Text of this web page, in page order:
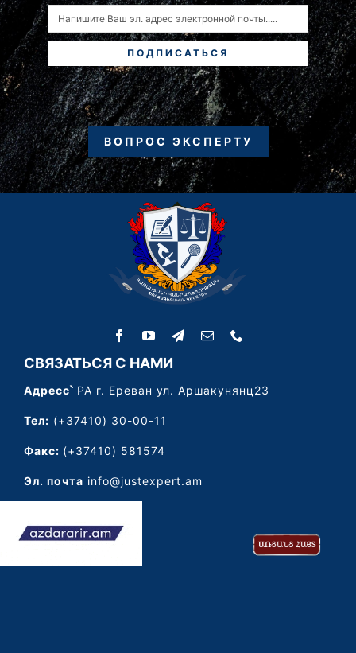
ПОДПИСАТЬСЯ
ВОПРОС ЭКСПЕРТУ
СВЯЗАТЬСЯ С НАМИ
Адресс՝РА г. Ереван ул. Аршакунянц23
Тел: (+37410) 30-00-11
Факс: (+37410) 581574
Эл. почта info@justexpert.am